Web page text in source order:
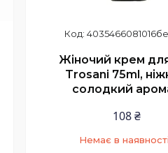
Жіночий крем
Trosani 75ml,
солодкий
108 ₴
Немає в наявності